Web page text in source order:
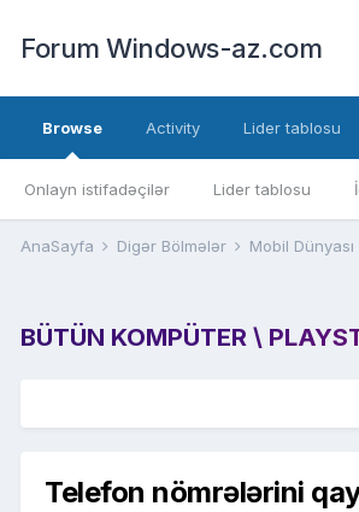
Forum Windows-az.com
Browse
Onlayn istifadəçilər Lider tablosu
Activity Lider tablosu
AnaSayfa Digər Bölmələr Mobil Dünyası
BÜTÜN KOMPÜTER \
Telefon nömrələrini